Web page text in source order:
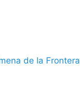
de la Frontera